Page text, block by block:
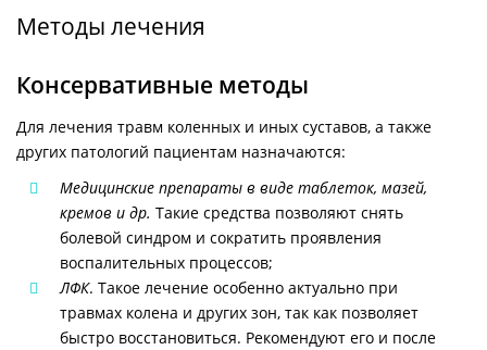
Методы лечения
Консервативные методы
Для лечения травм коленных и иных суставов, а также
других патологий пациентам назначаются:
Медицинские препараты в виде таблеток, мазей,
кремов и др. Такие средства позволяют снять
болевой синдром и сократить проявления
воспалительных процессов;
ЛФК. Такое лечение особенно актуально при
травмах колена и других зон, так как позволяет
быстро восстановиться. Рекомендуют его и после